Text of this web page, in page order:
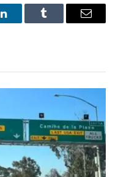
LinkedInTumblr Email